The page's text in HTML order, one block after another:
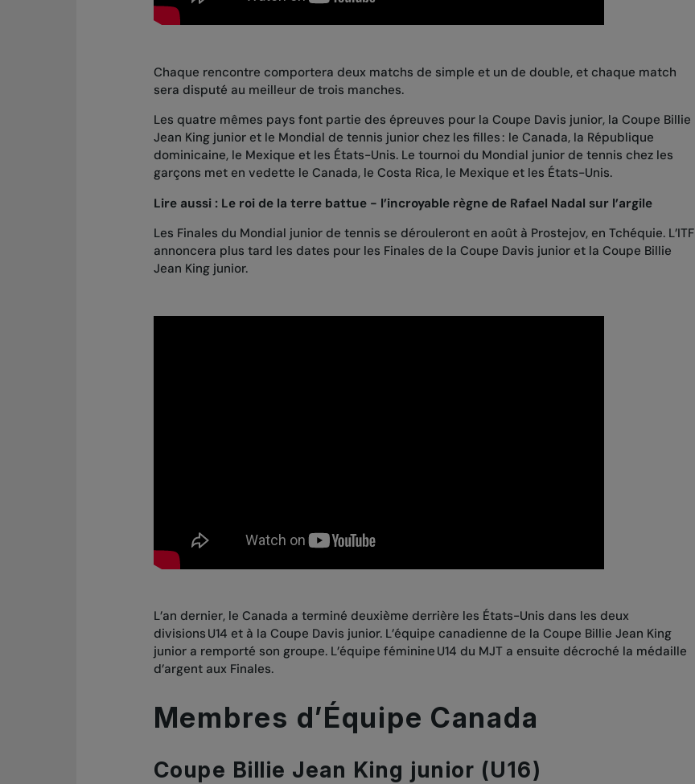
Chaque rencontre comportera deux matchs de simple et un de double, et chaque match
sera disputé au meilleur de trois manches.
Les quatre mêmes pays font partie des épreuves pour la Coupe Davis junior, la Coupe Billie
Jean King junior et le Mondial de tennis junior chez les filles : le Canada, la République
dominicaine, le Mexique et les États-Unis. Le tournoi du Mondial junior de tennis chez les
garçons met en vedette le Canada, le Costa Rica, le Mexique et les États-Unis.
Lire aussi : Le roi de la terre battue - l’incroyable règne de Rafael Nadal sur l’argile
Les Finales du Mondial junior de tennis se dérouleront en août à Prostejov, en Tchéquie. L’ITF
annoncera plus tard les dates pour les Finales de la Coupe Davis junior et la Coupe Billie
Jean King junior.
L’an dernier, le Canada a terminé deuxième derrière les États-Unis dans les deux
divisions U14 et à la Coupe Davis junior. L’équipe canadienne de la Coupe Billie Jean King
junior a remporté son groupe. L’équipe féminine U14 du MJT a ensuite décroché la médaille
d’argent aux Finales.
Membres d’Équipe Canada
Coupe Billie Jean King junior (U16)